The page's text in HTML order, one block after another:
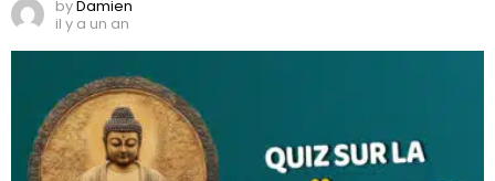
byDamien
il y a un an